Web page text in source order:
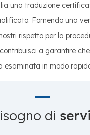
una traduzione
Fornendo una
rispetto per la
a garantire
esaminata in modo
di